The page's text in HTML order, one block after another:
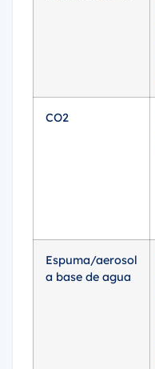
CO2
Espuma/aerosol
a base de agua